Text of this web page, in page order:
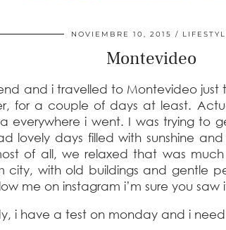
NOVIEMBRE 10, 2015
Montevideo
and i travelled to Montevideo
for a couple of days at least.
everywhere i went. I was trying to
lovely days filled with sunshine
of all, we relaxed that was
city, with old buildings and gentle
me on instagram i’m sure you saw
i have a test on monday and i